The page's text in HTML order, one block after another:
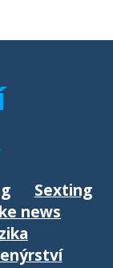
Sexting
news